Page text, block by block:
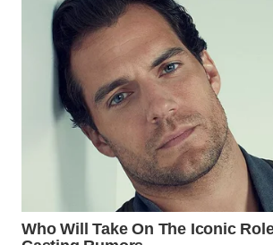
WN
LANGKAT
WN
TAPANULI
SELATAN
LESUNG